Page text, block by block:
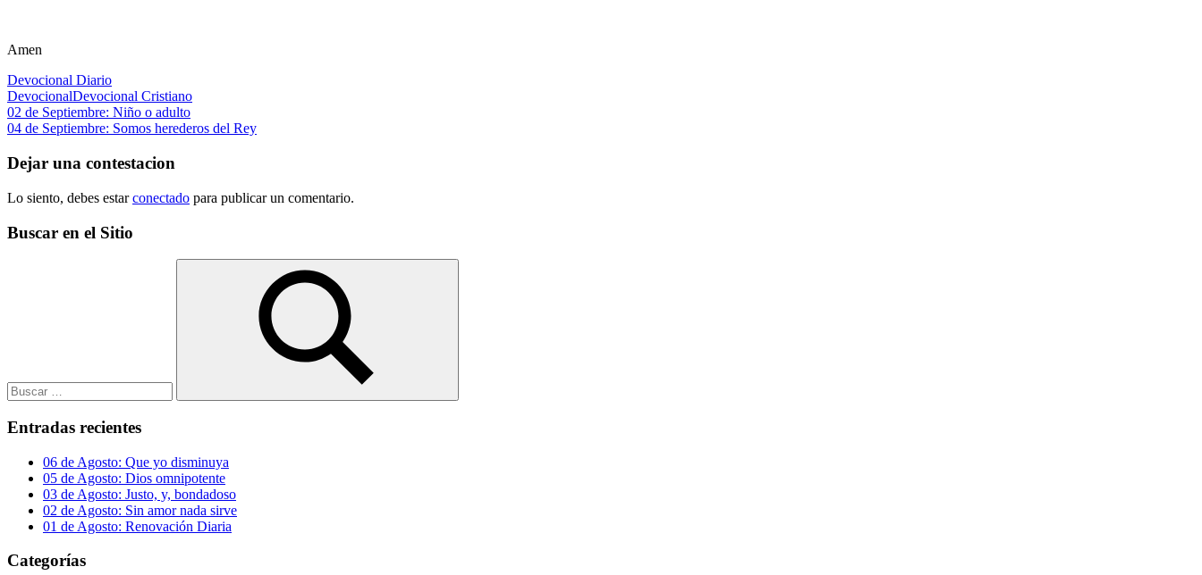
Amen
Devocional Diario
DevocionalDevocional Cristiano
Navegación
de
entradas
Entrada
anterior:
02 de Septiembre: Niño o adulto
Siguiente
04 de Septiembre: Somos herederos del Rey
Dejar una contestacion
Lo siento, debes estarconectado para publicar un comentario.
Buscar en el Sitio
Buscar
Entradas recientes
06 de Agosto: Que yo disminuya
05 de Agosto: Dios omnipotente
03 de Agosto: Justo, y, bondadoso
02 de Agosto: Sin amor nada sirve
01 de Agosto: Renovación Diaria
Categorías